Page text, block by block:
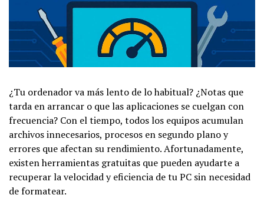
¿Tu ordenador va más lento de lo habitual? ¿Notas que
tarda en arrancar o que las aplicaciones se cuelgan con
frecuencia? Con el tiempo, todos los equipos acumulan
archivos innecesarios, procesos en segundo plano y
errores que afectan su rendimiento. Afortunadamente,
existen herramientas gratuitas que pueden ayudarte a
recuperar la velocidad y eficiencia de tu PC sin necesidad
de formatear.